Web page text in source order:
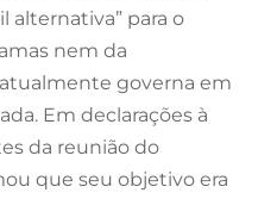
alternativa” para o
nem da
governa em
Em declarações à
da reunião do
que seu objetivo era